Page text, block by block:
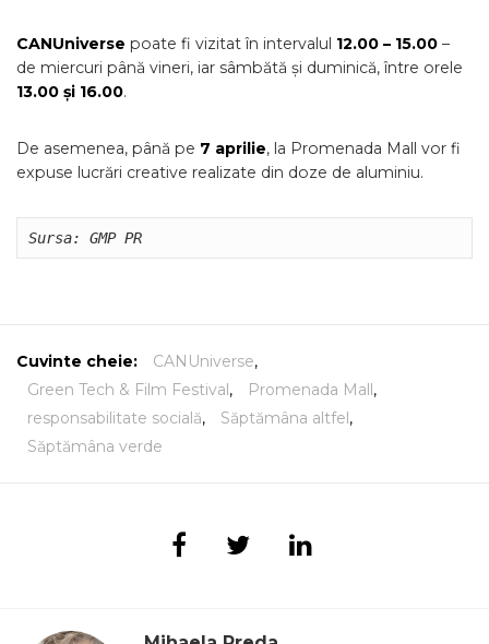
CANUniverse poate fi vizitat în intervalul 12.00 – 15.00 –
de miercuri până vineri, iar sâmbătă și duminică, între orele
13.00 și 16.00.
De asemenea, până pe 7 aprilie, la Promenada Mall vor fi
expuse lucrări creative realizate din doze de aluminiu.
Sursa: GMP PR
Cuvinte cheie: CANUniverse,
Green Tech & Film Festival, Promenada Mall,
responsabilitate socială, Săptămâna altfel,
Săptămâna verde